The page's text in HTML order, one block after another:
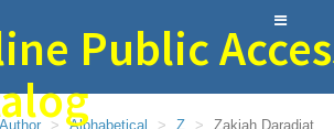
Public
Author Alphabetical Z Zakiah Daradjat